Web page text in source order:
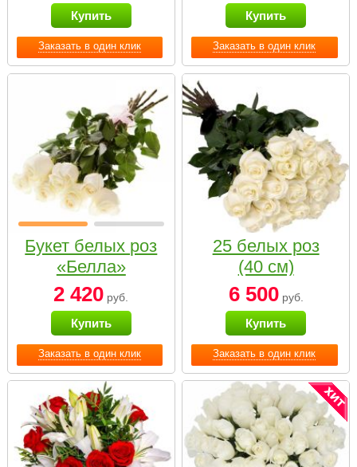
Заказать в один клик
Купить
Заказать в один клик
Купить
Заказать в один клик
Букет белых роз
«Белла»
2 420 руб.
Купить
Заказать в один клик
25 белых роз
(40 см)
6 500руб.
Купить